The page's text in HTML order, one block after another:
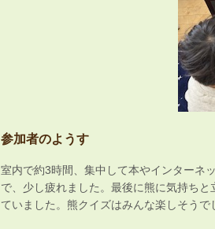
参加者のようす
室内で約3時間、集中して本やインターネ
で、少し疲れました。最後に熊に気持ち
ていました。熊クイズはみんな楽しそうで